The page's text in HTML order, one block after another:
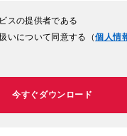
スの提供者である
いについて同意する（個人情